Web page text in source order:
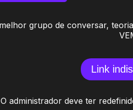
grupo de conversar,
Link
O administrador deve ter